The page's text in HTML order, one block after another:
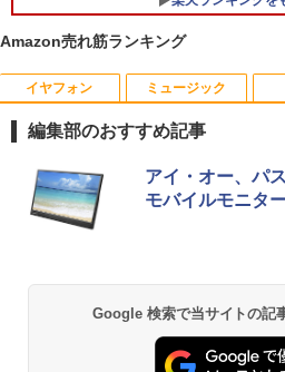
ノボ シンクパ
￥30,800
1
【マラソンセ
古モニター
能 HDMI /
ブモニターに
日保証 送料無
モニター 21.5
ル ディスプレ
ー 壁掛け フ
1
2027 近江兄
ット問題集(5
と対策 / 参考
￥19,250
￥1,980
Amazon売れ筋ランキング
イヤフォン
Anker
￥5,990
Anker
￥4,990
ミュージック
BRUCE
[Explicit]
BRUCE
[Explicit]
￥250
by Amazon 天
富士山の天然水
ウォーター ペッ
ET ラベルレス
薬屋のひとりご
ンガンコミック
異世界居酒屋「
エース)
￥832
編集部のおすすめ記事
アイ・オー、パ
モバイルモニタ
Google 検索で当サイトの記